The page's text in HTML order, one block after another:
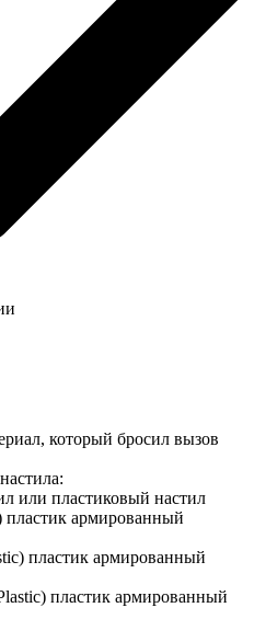
который бросил вызов
или пластиковый настил
армированный
пластик армированный
пластик армированный